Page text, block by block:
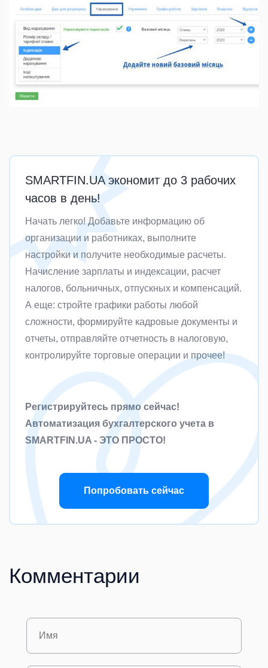
SMARTFIN.UA экономит до 3 рабочих
часов в день!
Начать легко! Добавьте информацию об
организации и работниках, выполните
настройки и получите необходимые расчеты.
Начисление зарплаты и индексации, расчет
налогов, больничных, отпускных и компенсаций.
А еще: стройте графики работы любой
сложности, формируйте кадровые документы и
отчеты, отправляйте отчетность в налоговую,
контролируйте торговые операции и прочее!
Регистрируйтесь прямо сейчас!
Автоматизация бухгалтерского учета в
SMARTFIN.UA - ЭТО ПРОСТО!
Попробовать сейчас
Комментарии